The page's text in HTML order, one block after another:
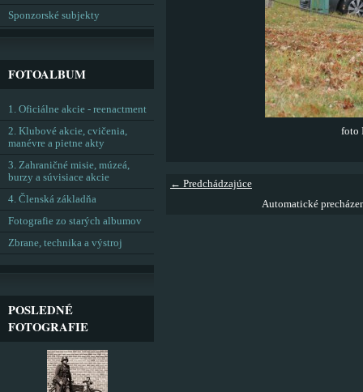
foto
← Predchádzajúce
Automatické
Sponzorské subjekty
FOTOALBUM
1. Oficiálne akcie - reenactment
2. Klubové akcie, cvičenia,
manévre a pietne akty
3. Zahraničné misie, múzeá,
burzy a súvisiace akcie
4. Členská základňa
Fotografie zo starých albumov
Zbrane, technika a výstroj
POSLEDNÉ
FOTOGRAFIE